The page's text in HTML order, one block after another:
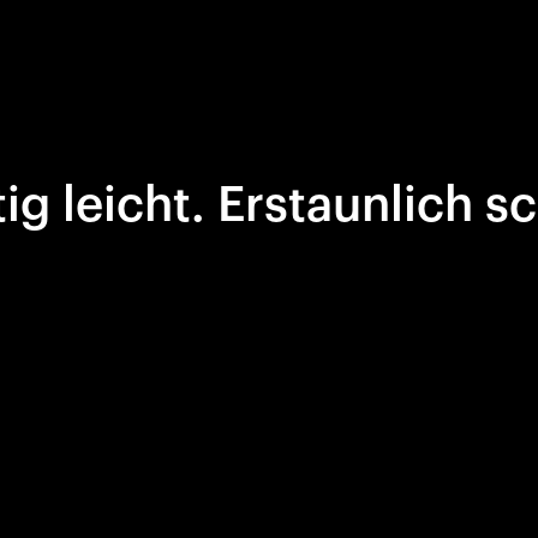
leicht. Erstaunlich